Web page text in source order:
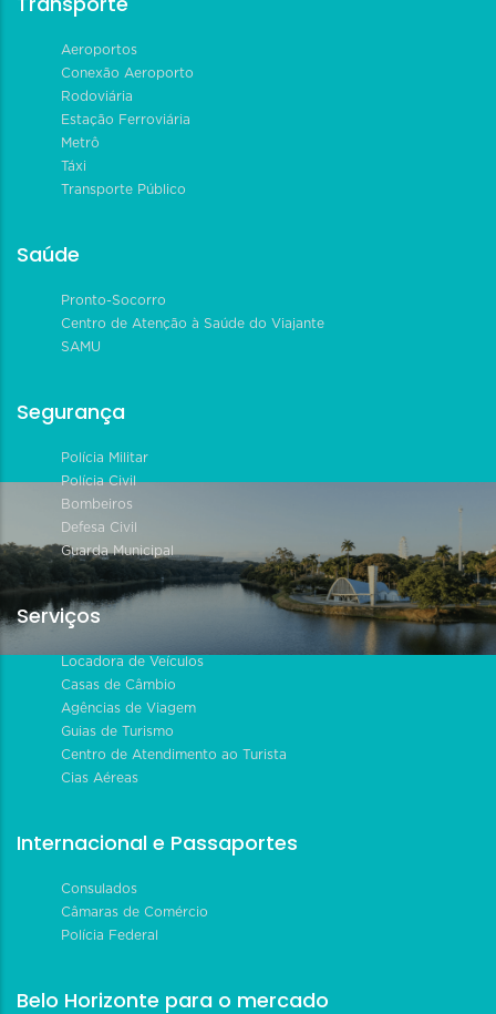
Aeroportos
Conexão Aeroporto
Rodoviária
Estação Ferroviária
Metrô
Táxi
Transporte Público
Saúde
Pronto-Socorro
Centro de Atenção à Saúde do Viajante
SAMU
Segurança
Polícia Militar
Polícia Civil
Bombeiros
Defesa Civil
Guarda Municipal
Serviços
Locadora de Veículos
Casas de Câmbio
Agências de Viagem
Guias de Turismo
Centro de Atendimento ao Turista
Cias Aéreas
Internacional e Passaportes
Consulados
Câmaras de Comércio
Polícia Federal
Belo Horizonte para o mercado